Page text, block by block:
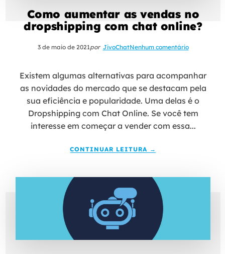
Como aumentar as vendas no
dropshipping com chat online?
3 de maio de 2021por JivoChatNenhum comentário
Existem algumas alternativas para acompanhar
as novidades do mercado que se destacam pela
sua eficiência e popularidade. Uma delas é o
Dropshipping com Chat Online. Se você tem
interesse em começar a vender com essa...
CONTINUAR LEITURA →